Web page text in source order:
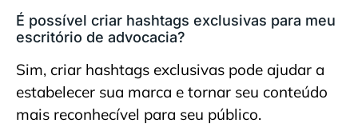
É possível criar hashtags exclusivas para meu
escritório de advocacia?
Sim, criar hashtags exclusivas pode ajudar a
estabelecer sua marca e tornar seu conteúdo
mais reconhecível para seu público.